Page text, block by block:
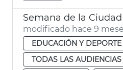
Semana de la
modificado hace 9
EDUCACIÓN Y DEPORTE
TODAS LAS AUDIENCIAS